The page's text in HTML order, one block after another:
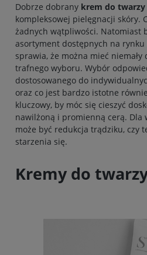
Dobrze dobrany krem do twarzy
kompleksowej pielęgnacji skóry.
żadnych wątpliwości. Natomiast
asortyment dostępnych na
sprawia, że można mieć
trafnego wyboru. Wybór
dostosowanego do
oraz co jest bardzo istotne
kluczowy, by móc się cieszyć
nawilżoną i promienną cerą. Dla
może być redukcja trądziku, czy
starzenia się.
Kremy do